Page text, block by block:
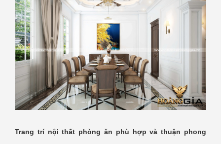
Trang trí nội thất phòng ăn phù hợp và thuận phong